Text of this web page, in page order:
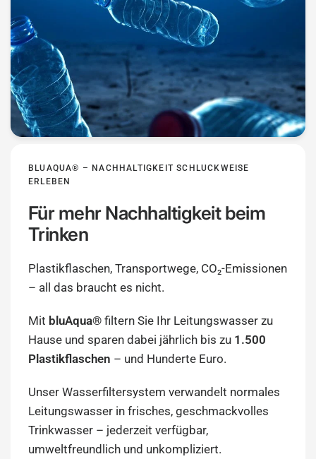
BLUAQUA® – NACHHALTIGKEIT SCHLUCKWEISE
ERLEBEN
Für mehr Nachhaltigkeit beim
Trinken
Plastikflaschen, Transportwege, CO₂-Emissionen
– all das braucht es nicht.
Mit bluAqua® filtern Sie Ihr Leitungswasser zu
Hause und sparen dabei jährlich bis zu 1.500
Plastikflaschen – und Hunderte Euro.
Unser Wasserfiltersystem verwandelt normales
Leitungswasser in frisches, geschmackvolles
Trinkwasser – jederzeit verfügbar,
umweltfreundlich und unkompliziert.